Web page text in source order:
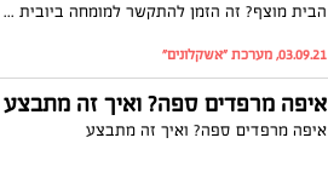
הבית מוצף? זה הזמן להתקשר למומחה ביובית באשקלון
03.09.21, מערכת "אשקלונים"
איפה מרפדים ספה? ואיך זה מתבצע
איפה מרפדים ספה? ואיך זה מתבצע